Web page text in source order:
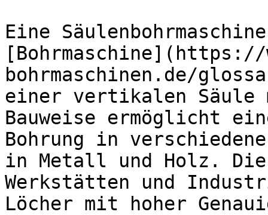
Eine
[Bohrmaschine](https://
bohrmaschinen.de/
einer vertikalen
Bauweise ermöglicht
Bohrung in
in Metall und Holz.
Werkstätten und
Löcher mit hoher